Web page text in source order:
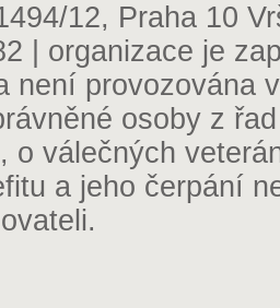
12, Praha 10
| organizace je
není provozována
osoby z
o válečných
a jeho čerpání